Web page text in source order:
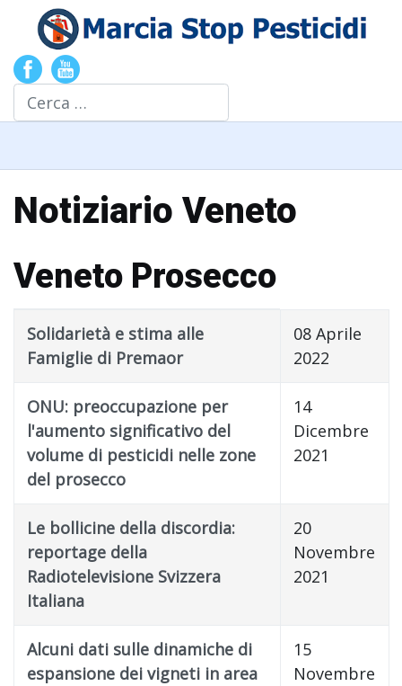
Cerca
Notiziario Veneto
Veneto Prosecco
Titolo Data pubblicazione
Solidarietà e stima alle
Famiglie di Premaor
08 Aprile
2022
ONU: preoccupazione per
l'aumento significativo del
volume di pesticidi nelle zone
del prosecco
14
Dicembre
2021
Le bollicine della discordia:
reportage della
Radiotelevisione Svizzera
Italiana
20
Novembre
2021
Alcuni dati sulle dinamiche di
espansione dei vigneti in area
15
Novembre